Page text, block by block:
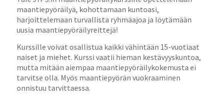
maantiepyöräilyä, kohottamaan kuntoasi,
harjoittelemaan turvallista ryhmäajoa ja löytämään
uusia maantiepyöräilyreittejä!
Kurssille voivat osallistua kaikki vähintään 15-vuotiaat
naiset ja miehet. Kurssi vaatii hieman kestävyyskuntoa,
mutta mitään aiempaa maantiepyöräilykokemusta ei
tarvitse olla. Myös maantiepyörän vuokraaminen
onnistuu tarvittaessa.